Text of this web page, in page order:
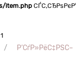
item.php
Р’СѓР»РёС‡РЅС–